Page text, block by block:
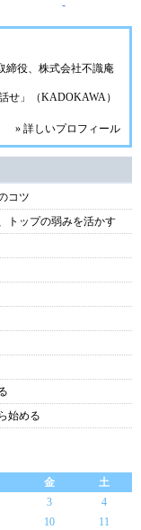
-
締役、株式会社不識庵
せ」（KADOKAWA）
» 詳しいプロフィール
コツ
トップの弱みを活かす
始める
金
土
3
4
10
11